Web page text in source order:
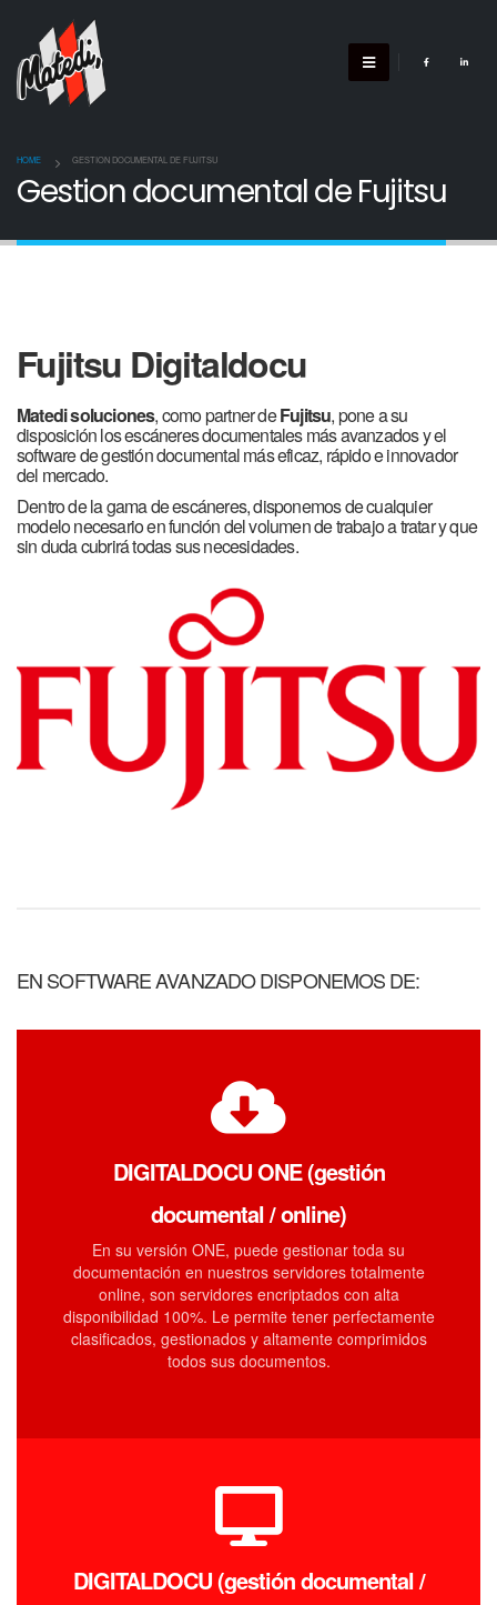
HOME GESTION DOCUMENTAL DE FUJITSU
Gestion documental de Fujitsu
Fujitsu Digitaldocu
Matedi soluciones, como partner deFujitsu, pone a su
disposición los escáneres documentales más avanzados y el
software de gestión documental más eficaz, rápido e innovador
del mercado.
Dentro de la gama de escáneres, disponemos de cualquier
modelo necesario en función del volumen de trabajo a tratar y que
sin duda cubrirá todas sus necesidades.
EN SOFTWARE AVANZADO DISPONEMOS DE:
DIGITALDOCU ONE (gestión
documental / online)
En su versión ONE, puede gestionar toda su
documentación en nuestros servidores totalmente
online, son servidores encriptados con alta
disponibilidad 100%. Le permite tener perfectamente
clasificados, gestionados y altamente comprimidos
todos sus documentos.
DIGITALDOCU (gestión documental /